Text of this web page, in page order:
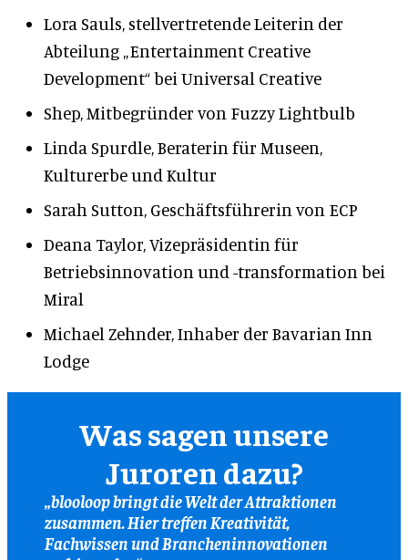
Lora Sauls, stellvertretende Leiterin der
Abteilung „Entertainment Creative
Development“ bei Universal Creative
Shep, Mitbegründer von Fuzzy Lightbulb
Linda Spurdle, Beraterin für Museen,
Kulturerbe und Kultur
Sarah Sutton, Geschäftsführerin von ECP
Deana Taylor, Vizepräsidentin für
Betriebsinnovation und -transformation bei
Miral
Michael Zehnder, Inhaber der Bavarian Inn
Lodge
Was sagen unsere
Juroren dazu?
„blooloop bringt die Welt der Attraktionen
zusammen. Hier treffen Kreativität,
Fachwissen und Brancheninnovationen